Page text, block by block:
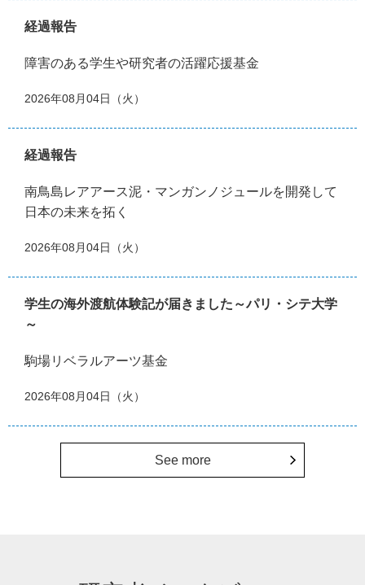
経過報告
障害のある学生や研究者の活躍応援基金
2026年08月04日（火）
経過報告
南鳥島レアアース泥・マンガンノジュールを開発して
日本の未来を拓く
2026年08月04日（火）
学生の海外渡航体験記が届きました～パリ・シテ大学
～
駒場リベラルアーツ基金
2026年08月04日（火）
See more